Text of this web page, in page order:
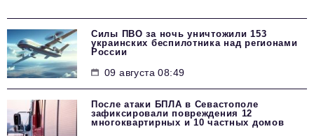
Силы ПВО за ночь уничтожили 153
украинских беспилотника над регионами
России
09 августа 08:49
После атаки БПЛА в Севастополе
зафиксировали повреждения 12
многоквартирных и 10 частных домов